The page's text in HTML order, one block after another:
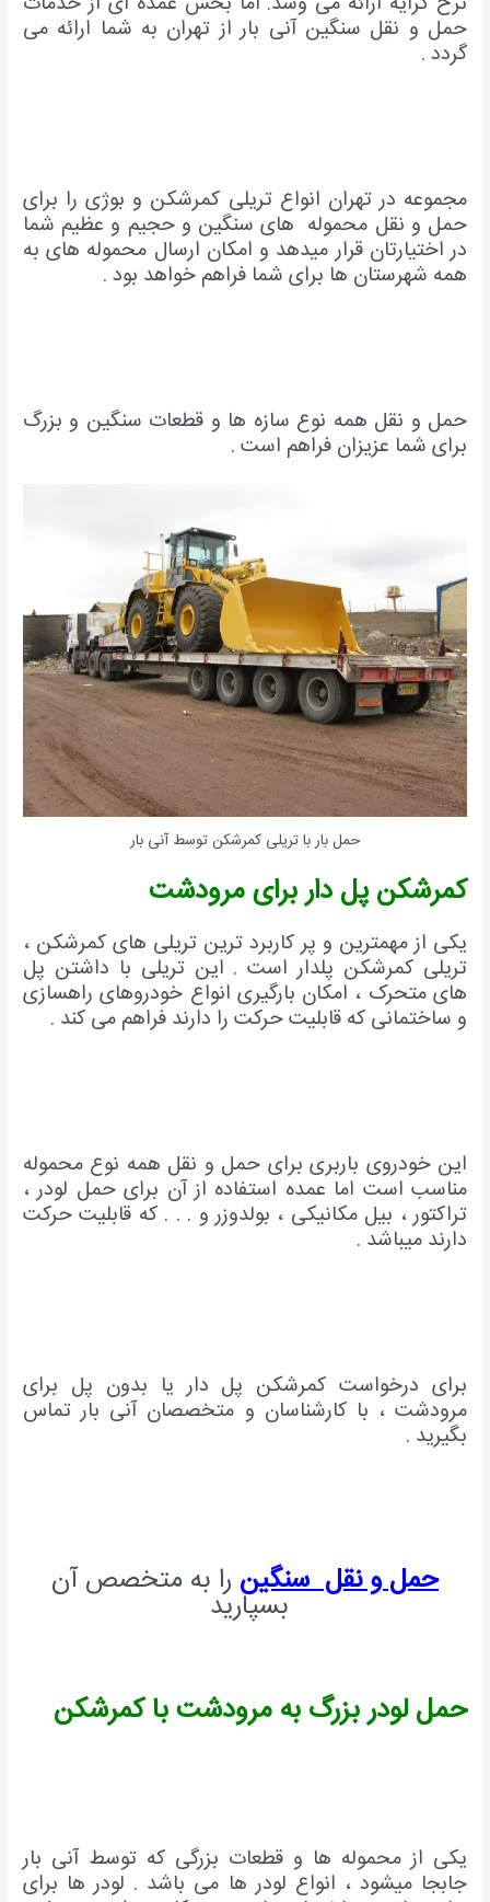
حمل و نقل سنگین آنی بار از تهران به شما ارائه می
گردد .
مجموعه در تهران انواع تریلی کمرشکن و بوژی را برای
حمل و نقل محموله های سنگین و حجیم و عظیم شما
در اختیارتان قرار میدهد و امکان ارسال محموله های به
همه شهرستان ها برای شما فراهم خواهد بود .
حمل و نقل همه نوع سازه ها و قطعات سنگین و بزرگ
برای شما عزیزان فراهم است .
حمل بار با تریلی کمرشکن توسط آنی بار
کمرشکن پل دار برای مرودشت
یکی از مهمترین و پر کاربرد ترین تریلی های کمرشکن ،
تریلی کمرشکن پلدار است . این تریلی با داشتن پل
های متحرک ، امکان بارگیری انواع خودروهای راهسازی
و ساختمانی که قابلیت حرکت را دارند فراهم می کند .
این خودروی باربری برای حمل و نقل همه نوع محموله
مناسب است اما عمده استفاده از آن برای حمل لودر ،
تراکتور ، بیل مکانیکی ، بولدوزر و . . . که قابلیت حرکت
دارند میباشد .
برای درخواست کمرشکن پل دار یا بدون پل برای
مرودشت ، با کارشناسان و متخصصان آنی بار تماس
بگیرید .
حمل و نقل سنگین را به متخصص آن
بسپارید
حمل لودر بزرگ به مرودشت با کمرشکن
یکی از محموله ها و قطعات بزرگی که توسط آنی بار
جابجا میشود ، انواع لودر ها می باشد . لودر ها برای